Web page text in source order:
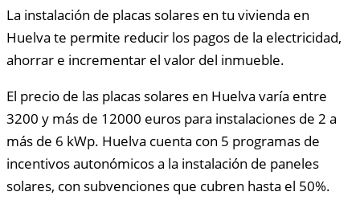
La instalación de placas solares en tu vivienda en
Huelva te permite reducir los pagos de la electricidad,
ahorrar e incrementar el valor del inmueble.
El precio de las placas solares en Huelva varía entre
3200 y más de 12000 euros para instalaciones de 2 a
más de 6 kWp. Huelva cuenta con 5 programas de
incentivos autonómicos a la instalación de paneles
solares, con subvenciones que cubren hasta el 50%.